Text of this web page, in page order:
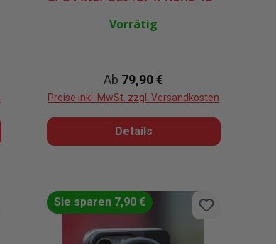
Vorrätig
Regulärer Preis:
Ab 79,90 €
Preise inkl. MwSt. zzgl. Versandkosten
Details
Sie sparen 7,90 €